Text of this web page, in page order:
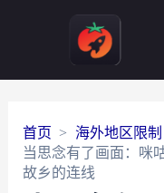
首页
海外地区限制
当思念有了画面：咪
故乡的连线